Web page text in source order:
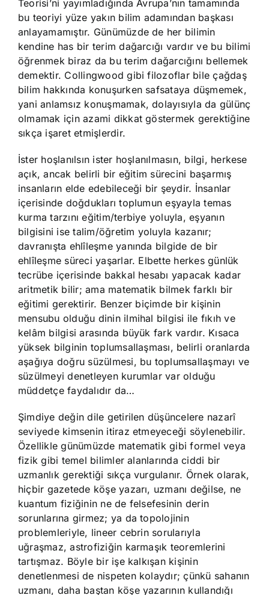
Teorisi’ni yayımladığında Avrupa’nın tamamında
bu teoriyi yüze yakın bilim adamından başkası
anlayamamıştır. Günümüzde de her bilimin
kendine has bir terim dağarcığı vardır ve bu bilimi
öğrenmek biraz da bu terim dağarcığını bellemek
demektir. Collingwood gibi filozoflar bile çağdaş
bilim hakkında konuşurken safsataya düşmemek,
yani anlamsız konuşmamak, dolayısıyla da gülünç
olmamak için azami dikkat göstermek gerektiğine
sıkça işaret etmişlerdir.
İster hoşlanılsın ister hoşlanılmasın, bilgi, herkese
açık, ancak belirli bir eğitim sürecini başarmış
insanların elde edebileceği bir şeydir. İnsanlar
içerisinde doğdukları toplumun eşyayla temas
kurma tarzını eğitim/terbiye yoluyla, eşyanın
bilgisini ise talim/öğretim yoluyla kazanır;
davranışta ehlîleşme yanında bilgide de bir
ehlîleşme süreci yaşarlar. Elbette herkes günlük
tecrübe içerisinde bakkal hesabı yapacak kadar
aritmetik bilir; ama matematik bilmek farklı bir
eğitimi gerektirir. Benzer biçimde bir kişinin
mensubu olduğu dinin ilmihal bilgisi ile fıkıh ve
kelâm bilgisi arasında büyük fark vardır. Kısaca
yüksek bilginin toplumsallaşması, belirli oranlarda
aşağıya doğru süzülmesi, bu toplumsallaşmayı ve
süzülmeyi denetleyen kurumlar var olduğu
müddetçe faydalıdır da…
Şimdiye değin dile getirilen düşüncelere nazarî
seviyede kimsenin itiraz etmeyeceği söylenebilir.
Özellikle günümüzde matematik gibi formel veya
fizik gibi temel bilimler alanlarında ciddi bir
uzmanlık gerektiği sıkça vurgulanır. Örnek olarak,
hiçbir gazetede köşe yazarı, uzmanı değilse, ne
kuantum fiziğinin ne de felsefesinin derin
sorunlarına girmez; ya da topolojinin
problemleriyle, lineer cebrin sorularıyla
uğraşmaz, astrofiziğin karmaşık teoremlerini
tartışmaz. Böyle bir işe kalkışan kişinin
denetlenmesi de nispeten kolaydır; çünkü sahanın
uzmanı, daha baştan köşe yazarının kullandığı